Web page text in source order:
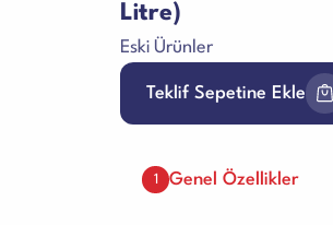
Litre)
Eski Ürünler
Teklif Sepetine Ekle
1 Genel Özellikler